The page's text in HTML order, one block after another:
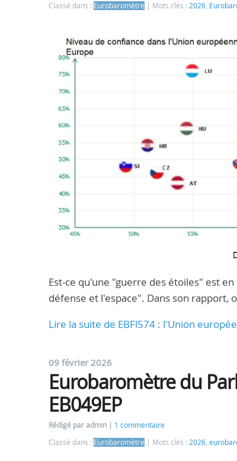
Classé dans : Eurobaromètre Mots clés : 2026
Est-ce qu'une "guerre des étoiles" est
défense et l'espace". Dans son
Lire la suite de EBFl574 : l'Union
09 février 2026
Eurobaromètre du
EB049EP
Rédigé par admin
1 commentaire
Classé dans : Eurobaromètre Mots clés : 2026